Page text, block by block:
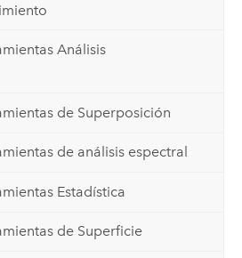
Análisis
de Superposición
de análisis espectral
Estadística
de Superficie